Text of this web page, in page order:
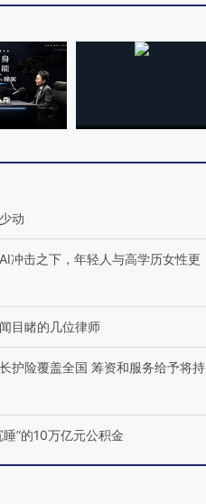
博
产
【特别呈现】寻找100种
动
AI冲击之下，年轻人与高学历女性更
目睹的几位律师
长护险覆盖全国 筹资和服务给予将持
睡”的10万亿元公积金